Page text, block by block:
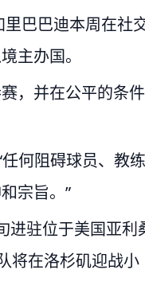
巴巴迪本周在社
主办国。
，并在公平的条件
何阻碍球员、教练
宗旨。”
进驻位于美国亚利
将在洛杉矶迎战小